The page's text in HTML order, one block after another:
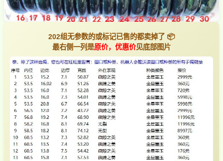
202组无参数的或标记已售的都卖掉了 📦
最右侧一列是原价，优惠价见底部图片